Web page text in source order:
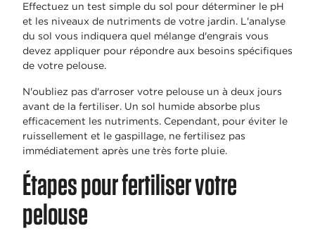
Effectuez un test simple du sol pour déterminer le pH
et les niveaux de nutriments de votre jardin. L'analyse
du sol vous indiquera quel mélange d'engrais vous
devez appliquer pour répondre aux besoins spécifiques
de votre pelouse.
N'oubliez pas d'arroser votre pelouse un à deux jours
avant de la fertiliser. Un sol humide absorbe plus
efficacement les nutriments. Cependant, pour éviter le
ruissellement et le gaspillage, ne fertilisez pas
immédiatement après une très forte pluie.
Étapes pour fertiliser votre
pelouse